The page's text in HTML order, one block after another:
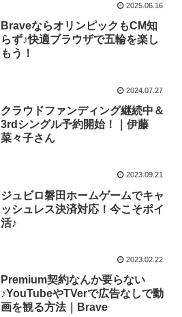
2025.06.16
BraveならオリンピックもCM知
らず♪快適ブラウザで五輪を楽し
もう！
2024.07.27
クラウドファンディング継続中＆
3rdシングル予約開始！｜伊藤
菜々子さん
2023.09.21
ジュビロ磐田ホームゲームでキャ
ッシュレス決済対応！今こそポイ
活♪
2023.02.22
Premium契約なんか要らない
♪YouTubeやTVerで広告なしで動
画を観る方法｜Brave